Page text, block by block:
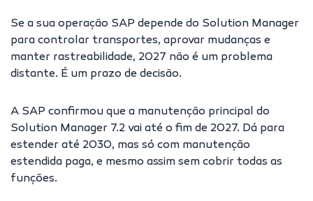
Se a sua operação SAP depende do Solution Manager
para controlar transportes, aprovar mudanças e
manter rastreabilidade, 2027 não é um problema
distante. É um prazo de decisão.
A SAP confirmou que a manutenção principal do
Solution Manager 7.2 vai até o fim de 2027. Dá para
estender até 2030, mas só com manutenção
estendida paga, e mesmo assim sem cobrir todas as
funções.